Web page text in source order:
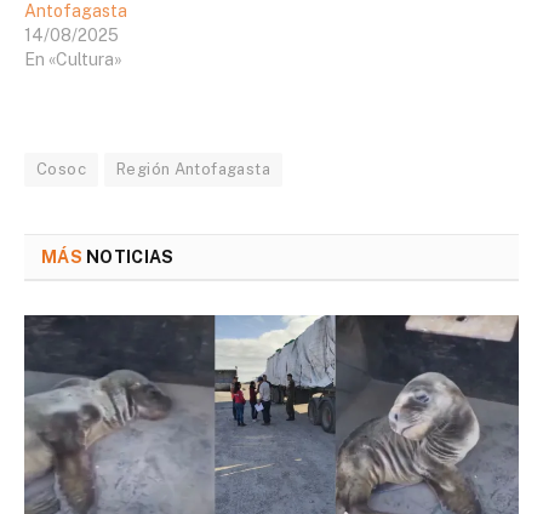
Antofagasta
14/08/2025
En «Cultura»
Cosoc Región Antofagasta
MÁS NOTICIAS